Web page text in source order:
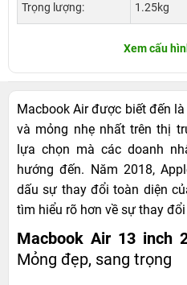
Trọng lượng: 1.25kg
Xem cấu
Macbook Air được biết đến
và mỏng nhẹ nhất trên thị
lựa chọn mà các doanh
hướng đến. Năm 2018,
dấu sự thay đổi toàn diện
tìm hiểu rõ hơn về sự thay
Macbook Air 13 inch
Mỏng đẹp, sang trọng